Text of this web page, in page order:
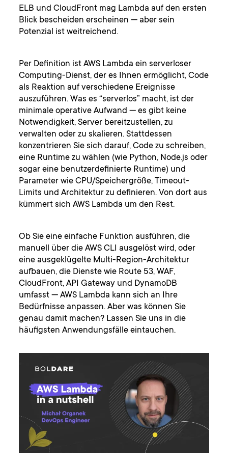
ELB und CloudFront mag Lambda auf den ersten
Blick bescheiden erscheinen — aber sein
Potenzial ist weitreichend.
Per Definition ist AWS Lambda ein serverloser
Computing-Dienst, der es Ihnen ermöglicht, Code
als Reaktion auf verschiedene Ereignisse
auszuführen. Was es “serverlos” macht, ist der
minimale operative Aufwand — es gibt keine
Notwendigkeit, Server bereitzustellen, zu
verwalten oder zu skalieren. Stattdessen
konzentrieren Sie sich darauf, Code zu schreiben,
eine Runtime zu wählen (wie Python, Node.js oder
sogar eine benutzerdefinierte Runtime) und
Parameter wie CPU/Speichergröße, Timeout-
Limits und Architektur zu definieren. Von dort aus
kümmert sich AWS Lambda um den Rest.
Ob Sie eine einfache Funktion ausführen, die
manuell über die AWS CLI ausgelöst wird, oder
eine ausgeklügelte Multi-Region-Architektur
aufbauen, die Dienste wie Route 53, WAF,
CloudFront, API Gateway und DynamoDB
umfasst — AWS Lambda kann sich an Ihre
Bedürfnisse anpassen. Aber was können Sie
genau damit machen? Lassen Sie uns in die
häufigsten Anwendungsfälle eintauchen.